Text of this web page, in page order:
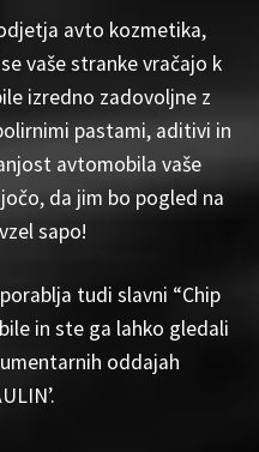
avto kozmetika,
vaše stranke vračajo k
izredno zadovoljne z
pastami, aditivi in
avtomobila vaše
da jim bo pogled na
sapo!
tudi slavni “Chip
in ste ga lahko gledali
oddajah